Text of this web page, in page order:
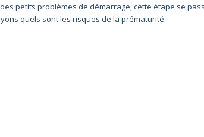
petits problèmes de démarrage, cette étape se
quels sont les risques de la prématurité.